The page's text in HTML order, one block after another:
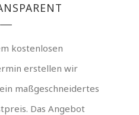
kostenlosen
erstellen wir
maßgeschneidertes
Das Angebot